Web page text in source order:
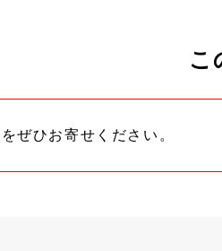
こ
ぜひお寄せください。